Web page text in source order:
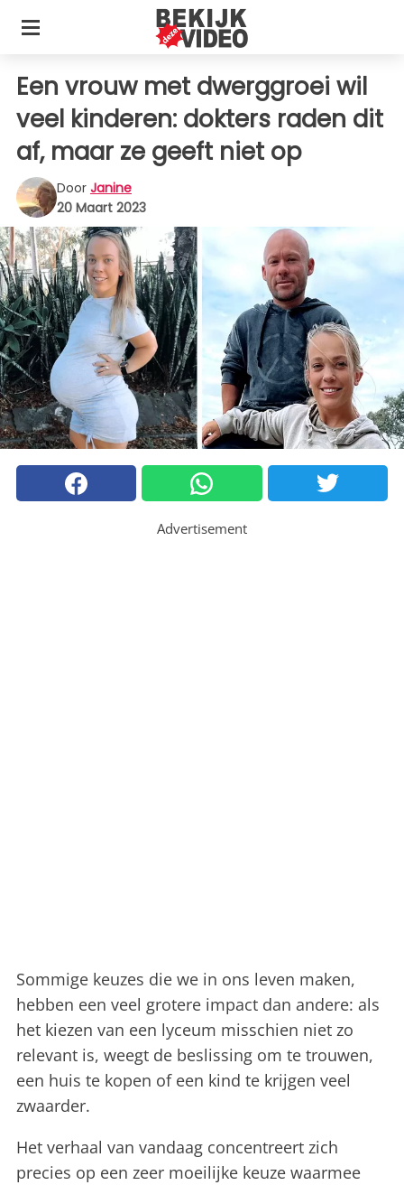
Een vrouw met dwerggroei wil
veel kinderen: dokters raden dit
af, maar ze geeft niet op
Door Janine
20 Maart 2023
Advertisement
Sommige keuzes die we in ons leven maken,
hebben een veel grotere impact dan andere: als
het kiezen van een lyceum misschien niet zo
relevant is, weegt de beslissing om te trouwen,
een huis te kopen of een kind te krijgen veel
zwaarder.
Het verhaal van vandaag concentreert zich
precies op een zeer moeilijke keuze waarmee